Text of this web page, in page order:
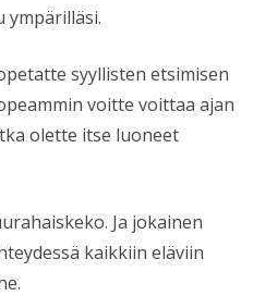
ympärilläsi.
syyllisten etsimisen
voitte voittaa ajan
olette itse luoneet
Ja jokainen
kaikkiin eläviin